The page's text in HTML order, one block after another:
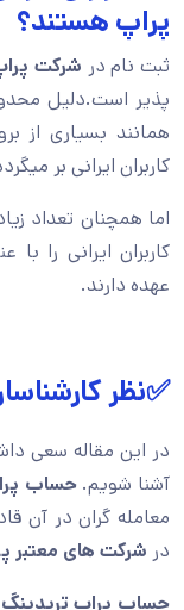
پراپ هستند؟
ثبت نام در شرکت
پذیر است.دلیل
همانند بسیاری از
کاربران ایرانی بر
اما همچنان تعداد
کاربران ایرانی را با
عهده دارند.
✅نظر
در این مقاله سعی
آشنا شویم.حساب
معامله گران در آن
در شرکت های معتبر
حساب پراپ تریدینگ